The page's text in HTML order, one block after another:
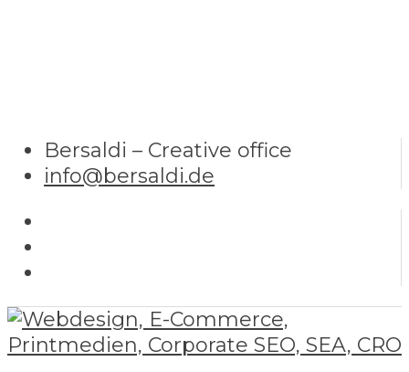
Bersaldi – Creative office
info@bersaldi.de